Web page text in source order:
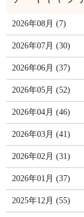
2026年08月 (7)
2026年07月 (30)
2026年06月 (37)
2026年05月 (52)
2026年04月 (46)
2026年03月 (41)
2026年02月 (31)
2026年01月 (37)
2025年12月 (55)